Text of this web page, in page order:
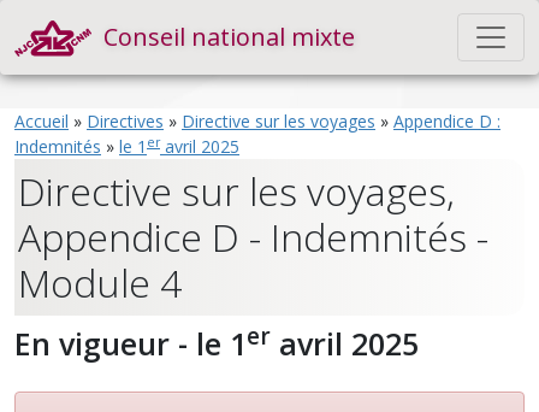
Conseil national mixte
Accueil » Directives » Directive sur les voyages » Appendice D :
Indemnités » le 1 eravril 2025
Directive sur les voyages,
Appendice D - Indemnités -
Module 4
En vigueur - le 1er avril 2025